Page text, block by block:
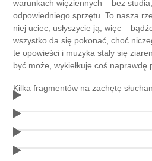
warunkach więziennych – bez
odpowiedniego sprzętu. To nasza
niej uciec, usłyszycie ją, więc –
wszystko da się pokonać, choć
te opowieści i muzyka stały się
być może, wykiełkuje coś naprawdę
Kilka fragmentów na zachętę